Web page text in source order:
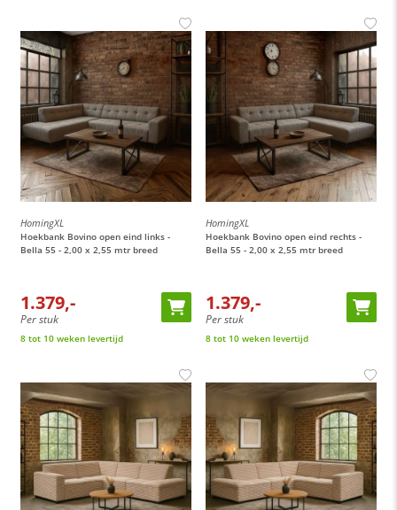
HomingXL
Hoekbank Bovino open eind links -
Bella 55 - 2,00 x 2,55 mtr breed
1.379,-
Per stuk
8 tot 10 weken levertijd
HomingXL
Hoekbank Bovino open eind rechts -
Bella 55 - 2,00 x 2,55 mtr breed
1.379,-
Per stuk
8 tot 10 weken levertijd